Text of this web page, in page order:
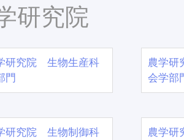
研究院
研究院 生物生産科
門
農学
会学部
研究院 生物制御科
農学